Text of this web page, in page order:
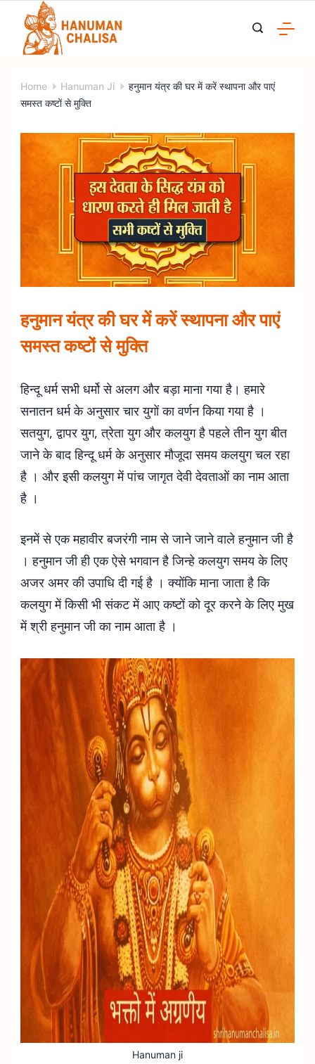
content
Home Hanuman Ji
हनुमान यंत्र की घर में करें स्थापना और पाएं
समस्त कष्टों से मुक्ति
हनुमान यंत्र की घर में करें स्थापना और पाएं
समस्त कष्टों से मुक्ति
हिन्दू धर्म सभी धर्मो से अलग और बड़ा माना गया है। हमारे
सनातन धर्म के अनुसार चार युगों का वर्णन किया गया है ।
सतयुग, द्वापर युग, त्रेता युग और कलयुग है पहले तीन युग बीत
जाने के बाद हिन्दू धर्म के अनुसार मौजूदा समय कलयुग चल रहा
है । और इसी कलयुग में पांच जागृत देवी देवताओं का नाम आता
है ।
इनमें से एक महावीर बजरंगी नाम से जाने जाने वाले हनुमान जी है
। हनुमान जी ही एक ऐसे भगवान है जिन्हे कलयुग समय के लिए
अजर अमर की उपाधि दी गई है । क्योंकि माना जाता है कि
कलयुग में किसी भी संकट में आए कष्टों को दूर करने के लिए मुख
में श्री हनुमान जी का नाम आता है ।
Hanuman ji